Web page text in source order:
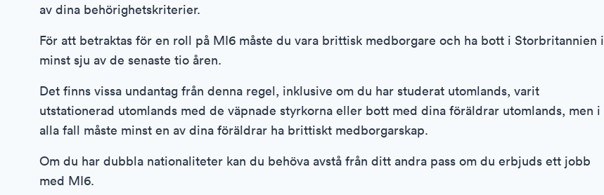
av dina behörighetskriterier.
För att betraktas för en roll på MI6 måste du vara brittisk medborgare och ha bott i Storbritannien i
minst sju av de senaste tio åren.
Det finns vissa undantag från denna regel, inklusive om du har studerat utomlands, varit
utstationerad utomlands med de väpnade styrkorna eller bott med dina föräldrar utomlands, men i
alla fall måste minst en av dina föräldrar ha brittiskt medborgarskap.
Om du har dubbla nationaliteter kan du behöva avstå från ditt andra pass om du erbjuds ett jobb
med MI6.